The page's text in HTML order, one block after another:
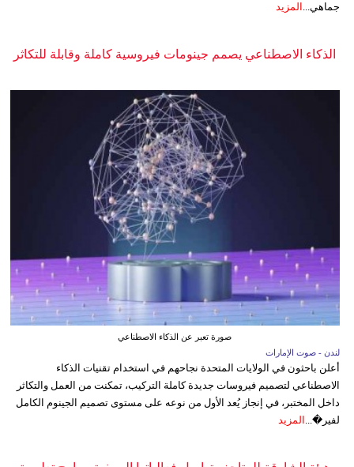
جماهي... المزيد
الذكاء الاصطناعي يصمم جينومات فيروسية كاملة وقابلة للتكاثر
صورة تعبر عن الذكاء الاصطناعي
لندن - صوت الإمارات
أعلن باحثون في الولايات المتحدة نجاحهم في استخدام تقنيات الذكاء
الاصطناعي لتصميم فيروسات جديدة كاملة التركيب، تمكنت من العمل والتكاثر
داخل المختبر، في إنجاز يُعد الأول من نوعه على مستوى تصميم الجينوم الكامل
لفير�...
المزيد